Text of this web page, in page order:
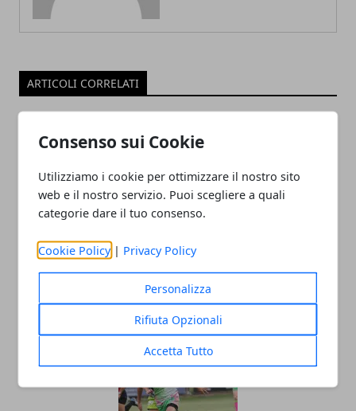
Consenso sui Cookie
Utilizziamo i cookie per ottimizzare il nostro sito
web e il nostro servizio. Puoi scegliere a quali
categorie dare il tuo consenso.
Cookie Policy | Privacy Policy
Personalizza
Rifiuta Opzionali
Accetta Tutto
ARTICOLI CORRELATI
Abbigliamento tecnico per il rugby:
tutti gli strumenti di cui servirsi
24/06/2024